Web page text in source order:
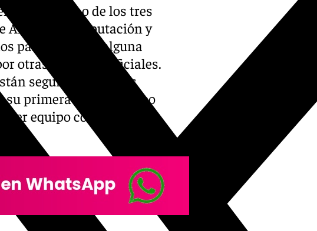
que ninguno de los tres
Andalucía, Diputación y
para ofrecerle alguna
otras vías extraoficiales.
seguros de que las
su primera fase al campo
equipo como espacio